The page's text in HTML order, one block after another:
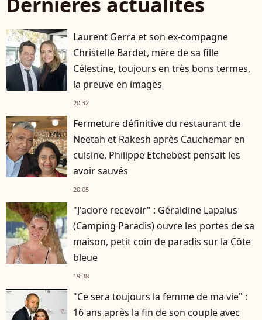
Laurent Gerra et son ex-compagne
Christelle Bardet, mère de sa fille
Célestine, toujours en très bons termes,
la preuve en images
20:32
Fermeture définitive du restaurant de
Neetah et Rakesh après Cauchemar en
cuisine, Philippe Etchebest pensait les
avoir sauvés
20:05
"J'adore recevoir" : Géraldine Lapalus
(Camping Paradis) ouvre les portes de sa
maison, petit coin de paradis sur la Côte
bleue
19:38
"Ce sera toujours la femme de ma vie" :
16 ans après la fin de son couple avec